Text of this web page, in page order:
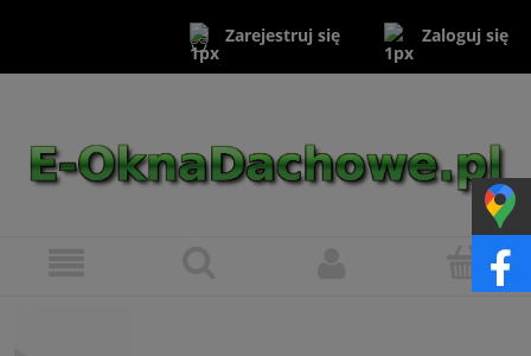
Zarejestruj się Zaloguj się